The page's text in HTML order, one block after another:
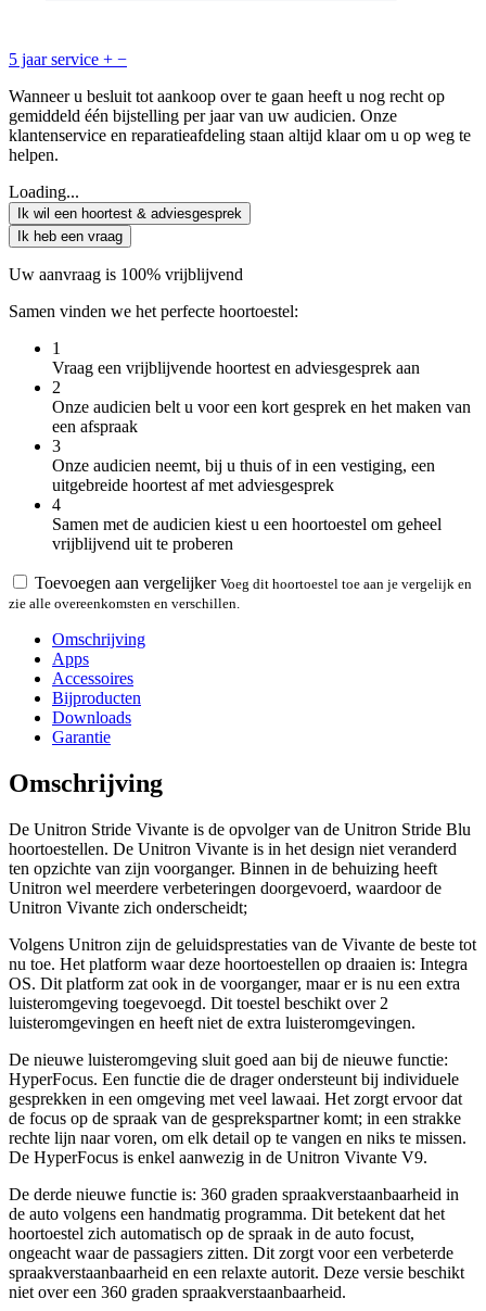
5 jaar service + −
Wanneer u besluit tot aankoop over te gaan heeft u nog recht op
gemiddeld één bijstelling per jaar van uw audicien. Onze
klantenservice en reparatieafdeling staan altijd klaar om u op weg te
helpen.
Loading...
Ik wil een hoortest & adviesgesprek
Ik heb een vraag
Uw aanvraag is 100% vrijblijvend
Samen vinden we het perfecte hoortoestel:
1
Vraag een vrijblijvende hoortest en adviesgesprek aan
2
Onze audicien belt u voor een kort gesprek en het maken van
een afspraak
3
Onze audicien neemt, bij u thuis of in een vestiging, een
uitgebreide hoortest af met adviesgesprek
4
Samen met de audicien kiest u een hoortoestel om geheel
vrijblijvend uit te proberen
Toevoegen aan vergelijker Voeg dit hoortoestel toe aan je vergelijk en
zie alle overeenkomsten en verschillen.
Omschrijving
Apps
Accessoires
Bijproducten
Downloads
Garantie
Omschrijving
De Unitron Stride Vivante is de opvolger van de Unitron Stride Blu
hoortoestellen. De Unitron Vivante is in het design niet veranderd
ten opzichte van zijn voorganger. Binnen in de behuizing heeft
Unitron wel meerdere verbeteringen doorgevoerd, waardoor de
Unitron Vivante zich onderscheidt;
Volgens Unitron zijn de geluidsprestaties van de Vivante de beste tot
nu toe. Het platform waar deze hoortoestellen op draaien is: Integra
OS. Dit platform zat ook in de voorganger, maar er is nu een extra
luisteromgeving toegevoegd. Dit toestel beschikt over 2
luisteromgevingen en heeft niet de extra luisteromgevingen.
De nieuwe luisteromgeving sluit goed aan bij de nieuwe functie:
HyperFocus. Een functie die de drager ondersteunt bij individuele
gesprekken in een omgeving met veel lawaai. Het zorgt ervoor dat
de focus op de spraak van de gesprekspartner komt; in een strakke
rechte lijn naar voren, om elk detail op te vangen en niks te missen.
De HyperFocus is enkel aanwezig in de Unitron Vivante V9.
De derde nieuwe functie is: 360 graden spraakverstaanbaarheid in
de auto volgens een handmatig programma. Dit betekent dat het
hoortoestel zich automatisch op de spraak in de auto focust,
ongeacht waar de passagiers zitten. Dit zorgt voor een verbeterde
spraakverstaanbaarheid en een relaxte autorit. Deze versie beschikt
niet over een 360 graden spraakverstaanbaarheid.